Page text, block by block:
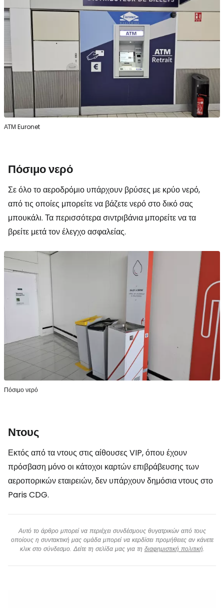
ΑΤΜ Euronet
Πόσιμο νερό
Σε όλο το αεροδρόμιο υπάρχουν βρύσες με κρύο νερό,
από τις οποίες μπορείτε να βάζετε νερό στο δικό σας
μπουκάλι. Τα περισσότερα σιντριβάνια μπορείτε να τα
βρείτε μετά τον έλεγχο ασφαλείας.
Πόσιμο νερό
Ντους
Εκτός από τα ντους στις αίθουσες VIP, όπου έχουν
πρόσβαση μόνο οι κάτοχοι καρτών επιβράβευσης των
αεροπορικών εταιρειών, δεν υπάρχουν δημόσια ντους στο
Paris CDG.
Αυτό το άρθρο μπορεί να περιέχει συνδέσμους θυγατρικών από τους
οποίους η συντακτική μας ομάδα μπορεί να κερδίσει προμήθειες αν κάνετε
κλικ στο σύνδεσμο. Δείτε τη σελίδα μας για τη διαφημιστική πολιτική.